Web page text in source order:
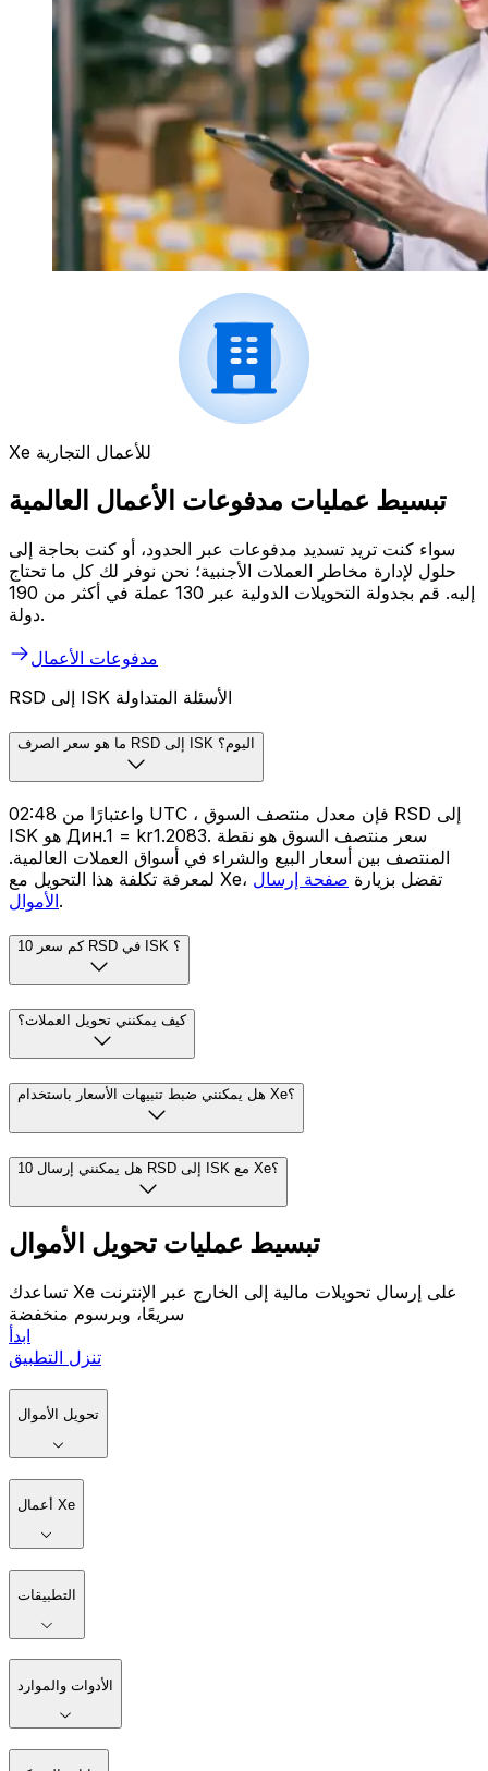
Xe للأعمال التجارية
تبسيط عمليات مدفوعات الأعمال العالمية
سواء كنت تريد تسديد مدفوعات عبر الحدود، أو كنت بحاجة إلى
حلول لإدارة مخاطر العملات الأجنبية؛ نحن نوفر لك كل ما تحتاج
إليه. قم بجدولة التحويلات الدولية عبر 130 عملة في أكثر من 190
دولة.
مدفوعات الأعمال
RSD إلى ISK الأسئلة المتداولة
ما هو سعر الصرف RSD إلى ISK اليوم؟
واعتبارًا من 02:48 UTC ، فإن معدل منتصف السوق RSD إلى
ISK هو Дин.1 = kr1.2083. سعر منتصف السوق هو نقطة
المنتصف بين أسعار البيع والشراء في أسواق العملات العالمية.
لمعرفة تكلفة هذا التحويل مع Xe، تفضل بزيارة صفحة إرسال
الأموال.
كم سعر 10 RSD في ISK ؟
كيف يمكنني تحويل العملات؟
هل يمكنني ضبط تنبيهات الأسعار باستخدام Xe؟
هل يمكنني إرسال 10 RSD إلى ISK مع Xe؟
تبسيط عمليات تحويل الأموال
تساعدك Xe على إرسال تحويلات مالية إلى الخارج عبر الإنترنت
سريعًا، وبرسوم منخفضة
ابدأ
تنزل التطبيق
تحويل الأموال
أعمال Xe
التطبيقات
الأدوات والموارد